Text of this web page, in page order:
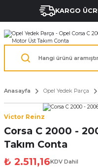
KARGO
Anasayfa Opel Yedek Parça
Victor Reinz
Corsa C 2000 -
Takım Conta
₺ 2.511,16KDV Dahil